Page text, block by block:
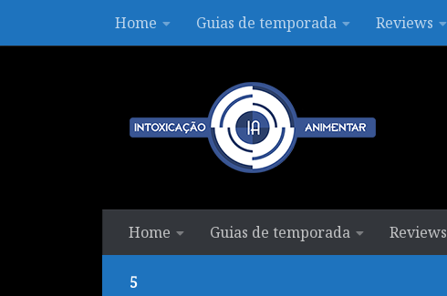
Skip to contentHome Guias de temporada Reviews
Home Guias de temporada Reviews
5